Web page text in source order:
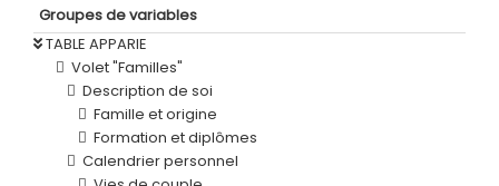
Groupes de variables
TABLE APPARIE
Volet "Familles"
Description de soi
Famille et origine
Formation et diplômes
Calendrier personnel